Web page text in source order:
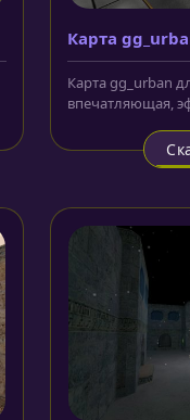
Карта
Карта gg_urban
впечатляющая,
собственными